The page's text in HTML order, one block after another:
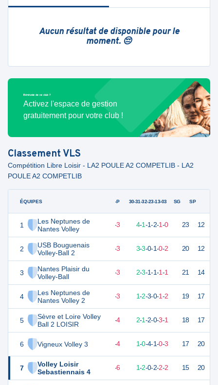
Aucun résultat de disponible pour le
moment. 😔
Bénévole de ce club ?
Activez l'espace de gestion
gratuitement pour votre club !
Classement VLS
Compétition Libre Loisir - LA2 POULE A2 COMPETLIB - LA2
POULE A2 COMPETLIB
ÉQUIPES
1
Les Neptunes de
Nantes Volley
2
USB Bouguenais
Volley-Ball 2
3
Nantes Plaisir du
Volley-Ball
4
Les Neptunes de
Nantes Volley 2
5
Sèvre et Loire Volley
Ball 2 LOISIR
6 Vigneux Volley 3
7
Volley Loisir
Sebastiennais 4
G-P 30-31-32-23-13-03 SG SP
19 -3 4-1-1-2-1-0 23 12
19 -3 3-3-0-1-0-2 20 12
18 -3 2-3-1-1-1-1 21 14
15 -3 1-2-3-0-1-2 19 17
13 9 -4 2-1-2-0-3-1 18 17
12 -4 1-0-4-1-0-3 17 20
11 -6 1-2-0-2-2-2 15 20